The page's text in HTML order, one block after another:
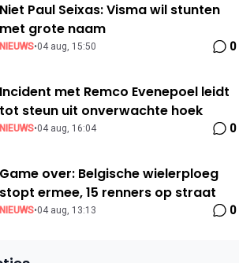
Niet Paul Seixas: Visma wil stunten
met grote naam
NIEUWS•04 aug, 15:50 0
Incident met Remco Evenepoel leidt
tot steun uit onverwachte hoek
NIEUWS•04 aug, 16:04 0
Game over: Belgische wielerploeg
stopt ermee, 15 renners op straat
NIEUWS•04 aug, 13:13 0